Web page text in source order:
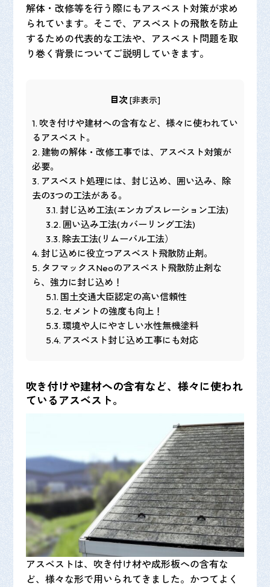
解体・改修等を行う際にもアスベスト対策が求め
られています。そこで、アスベストの飛散を防止
するための代表的な工法や、アスベスト問題を取
り巻く背景についてご説明していきます。
目次[非表示]
1. 吹き付けや建材への含有など、様々に使われてい
るアスベスト。
2. 建物の解体・改修工事では、アスベスト対策が
必要。
3. アスベスト処理には、封じ込め、囲い込み、除
去の3つの工法がある。
3.1. 封じ込め工法(エンカプスレーション工法)
3.2. 囲い込み工法(カバーリング工法)
3.3. 除去工法(リムーバル工法）
4. 封じ込めに役立つアスベスト飛散防止剤。
5. タフマックスNeoのアスベスト飛散防止剤な
ら、強力に封じ込め！
5.1. 国土交通大臣認定の高い信頼性
5.2. セメントの強度も向上！
5.3. 環境や人にやさしい水性無機塗料
5.4. アスベスト封じ込め工事にも対応
吹き付けや建材への含有など、様々に使われ
ているアスベスト。
アスベストは、吹き付け材や成形板への含有な
ど、様々な形で用いられてきました。かつてよく